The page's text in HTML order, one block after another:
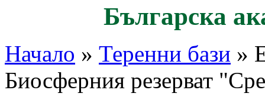
Българска
Начало » Теренни бази »
Биосферния резерват